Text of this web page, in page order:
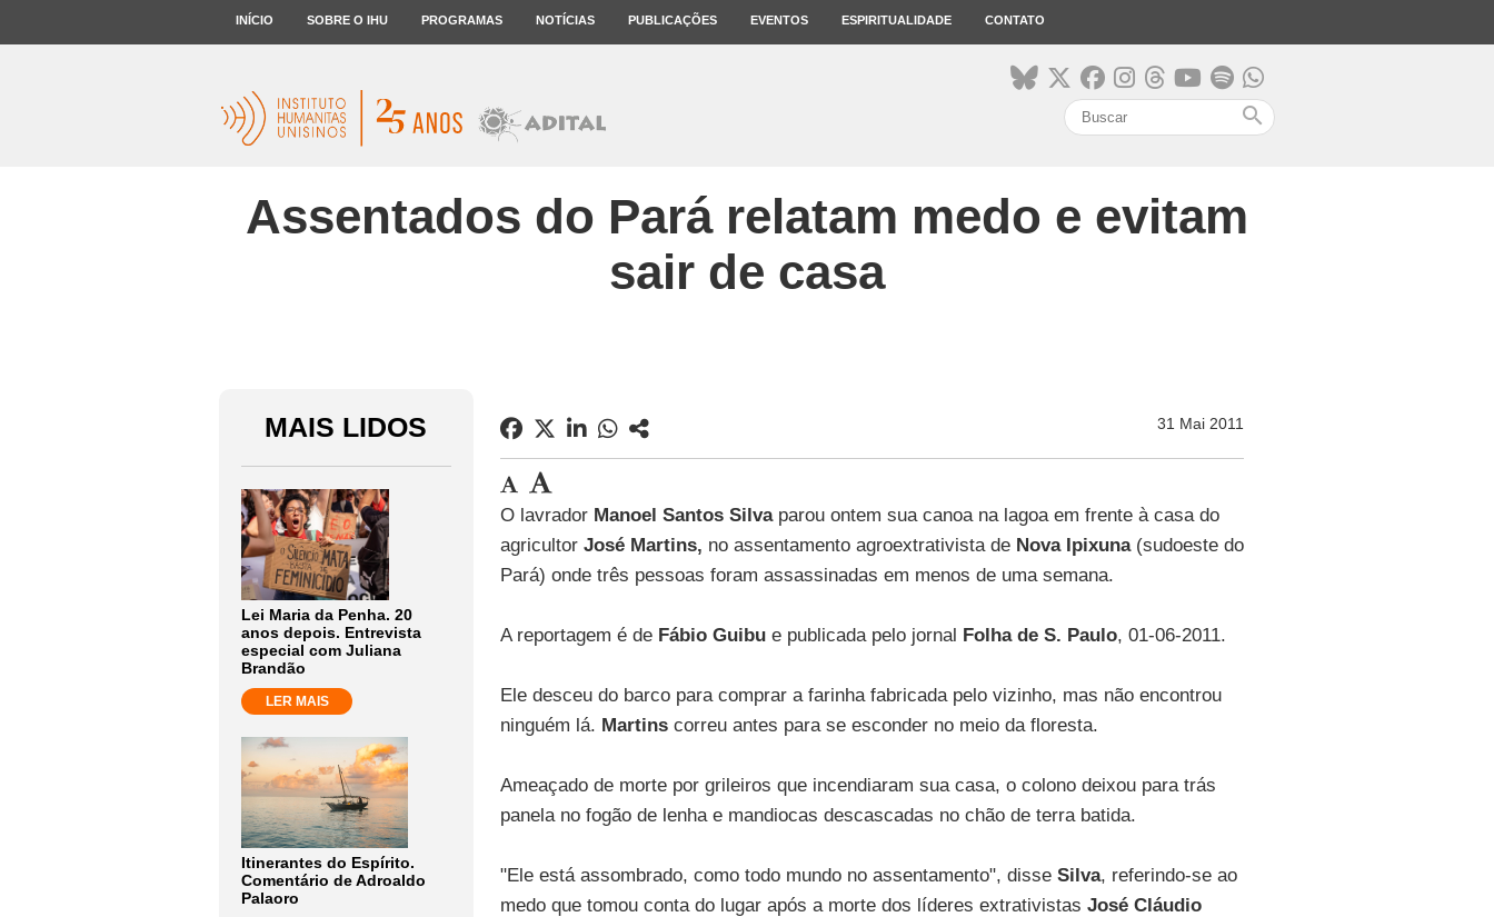
INÍCIO SOBRE O IHU PROGRAMAS NOTÍCIAS PUBLICAÇÕES EVENTOS ESPIRITUALIDADE CONTATO
search
Assentados do Pará relatam medo e evitam
sair de casa
MAIS LIDOS
Lei Maria da Penha. 20
anos depois. Entrevista
especial com Juliana
Brandão
LER MAIS
Itinerantes do Espírito.
Comentário de Adroaldo
Palaoro
31 Mai 2011
O lavrador Manoel Santos Silvaparou ontem sua canoa na lagoa em frente à casa do
agricultor José Martins, no assentamento agroextrativista de Nova Ipixuna(sudoeste do
Pará) onde três pessoas foram assassinadas em menos de uma semana.
A reportagem é de Fábio Guibue publicada pelo jornal Folha de S. Paulo, 01-06-2011.
Ele desceu do barco para comprar a farinha fabricada pelo vizinho, mas não encontrou
ninguém lá. Martinscorreu antes para se esconder no meio da floresta.
Ameaçado de morte por grileiros que incendiaram sua casa, o colono deixou para trás
panela no fogão de lenha e mandiocas descascadas no chão de terra batida.
"Ele está assombrado, como todo mundo no assentamento", disse Silva, referindo-se ao
medo que tomou conta do lugar após a morte dos líderes extrativistas José Cláudio